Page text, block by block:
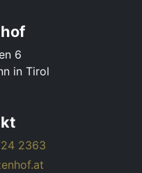
6
in Tirol
2363